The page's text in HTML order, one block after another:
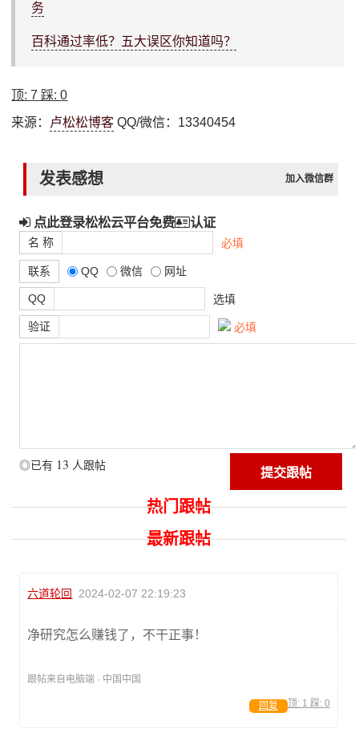
务
百科通过率低？五大误区你知道吗？
顶:7 踩:0
来源： 卢松松博客 QQ/微信：13340454
发表感想 加入微信群
点此登录松松云平台免费 认证
名 称 必填
联系 QQ 微信 网址
QQ 选填
验证 必填
◎已有 13 人跟帖
热门跟帖
最新跟帖
六道轮回 2024-02-07 22:19:23
净研究怎么赚钱了，不干正事！
跟帖来自电脑端 · 中国中国
顶: 1 踩: 0
回复